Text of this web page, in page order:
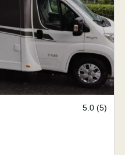
5.0 (5)